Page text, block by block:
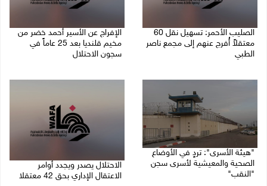
الصليب الأحمر: تسهيل نقل 60
معتقلاً أُفرج عنهم إلى مجمع ناصر
الطبي
الإفراج عن الأسير أحمد خضر من
مخيم قلنديا بعد 25 عاماً في
سجون الاحتلال
"هيئة الأسرى": تردٍ في الأوضاع
الصحية والمعيشية لأسرى سجن
"النقب"
الاحتلال يصدر ويجدد أوامر
الاعتقال الإداري بحق 42 معتقلا